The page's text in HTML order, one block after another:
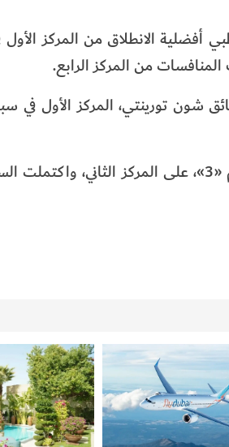
أفضلية الانطلاق من المركز
المنافسات من المركز الرابع.
رقم «1» بقيادة السائق شون تورينتي،
وحصل ويكستروم على متن الفيكتوري رقم «3»، على